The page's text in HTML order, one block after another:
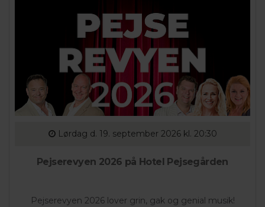
Lørdag d. 19. september 2026 kl. 20:30
Pejserevyen 2026 på Hotel Pejsegården
Pejserevyen 2026 lover grin, gak og genial musik!